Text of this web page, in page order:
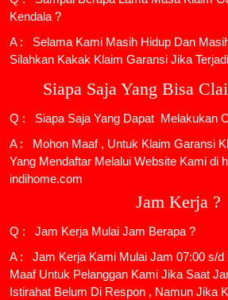
Kendala ?
A : Selama Kami Masih Hidup Dan
Silahkan Kakak Klaim Garansi Jika
Siapa Saja Yang Bisa
Q : Siapa Saja Yang Dapat Melakukan
A : Mohon Maaf , Untuk Klaim Garansi
Yang Mendaftar Melalui Website Kami di
indihome.com
Jam Kerja ?
Q : Jam Kerja Mulai Jam Berapa ?
A : Jam Kerja Kami Mulai Jam 07:00 s/d
Maaf Untuk Pelanggan Kami Jika Saat
Istirahat Belum Di Respon , Namun Jika